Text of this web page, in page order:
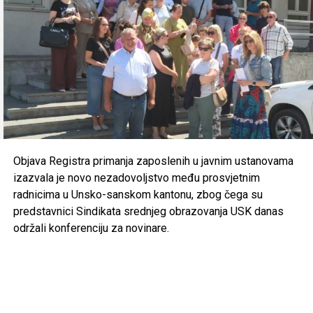
Konjički klub “Potkovica” Sanski Most –50.000 KM
Konjički klub “Jedinstvo” Bihać –40.000 KM
Konjički klub “Cazin” –40.000 KM
Rukometni klub “Sana 7” Sanski Most –35.000 KM
Raspodjela sredstava po gradovima
i klubovima
Cazin – 166.200 KM
Gradski sportski savez Cazin –50.000 KM
Konjički klub “Cazin” –40.000 KM
Objava Registra primanja zaposlenih u javnim ustanovama
izazvala je novo nezadovoljstvo među prosvjetnim
radnicima u Unsko-sanskom kantonu, zbog čega su
predstavnici Sindikata srednjeg obrazovanja USK danas
održali konferenciju za novinare.